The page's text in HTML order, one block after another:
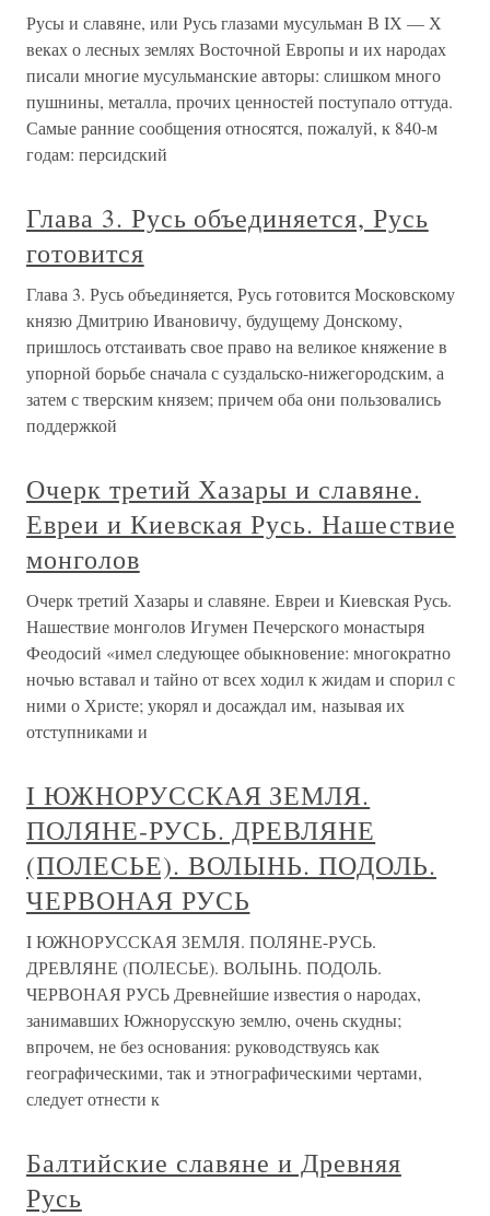
Русы и славяне, или Русь глазами мусульман В IХ — Х
веках о лесных землях Восточной Европы и их народах
писали многие мусульманские авторы: слишком много
пушнины, металла, прочих ценностей поступало оттуда.
Самые ранние сообщения относятся, пожалуй, к 840-м
годам: персидский
Глава 3. Русь объединяется, Русь
готовится
Глава 3. Русь объединяется, Русь готовится Московскому
князю Дмитрию Ивановичу, будущему Донскому,
пришлось отстаивать свое право на великое княжение в
упорной борьбе сначала с суздальско-нижегородским, а
затем с тверским князем; причем оба они пользовались
поддержкой
Очерк третий Хазары и славяне.
Евреи и Киевская Русь. Нашествие
монголов
Очерк третий Хазары и славяне. Евреи и Киевская Русь.
Нашествие монголов Игумен Печерского монастыря
Феодосий «имел следующее обыкновение: многократно
ночью вставал и тайно от всех ходил к жидам и спорил с
ними о Христе; укорял и досаждал им‚ называя их
отступниками и
I ЮЖНОРУССКАЯ ЗЕМЛЯ.
ПОЛЯНЕ-РУСЬ. ДРЕВЛЯНЕ
(ПОЛЕСЬЕ). ВОЛЫНЬ. ПОДОЛЬ.
ЧЕРВОНАЯ РУСЬ
I ЮЖНОРУССКАЯ ЗЕМЛЯ. ПОЛЯНЕ-РУСЬ.
ДРЕВЛЯНЕ (ПОЛЕСЬЕ). ВОЛЫНЬ. ПОДОЛЬ.
ЧЕРВОНАЯ РУСЬ Древнейшие известия о народах,
занимавших Южнорусскую землю, очень скудны;
впрочем, не без основания: руководствуясь как
географическими, так и этнографическими чертами,
следует отнести к
Балтийские славяне и Древняя
Русь